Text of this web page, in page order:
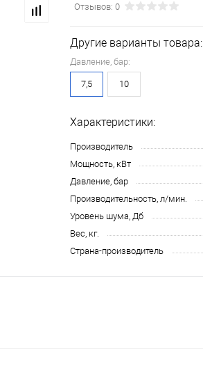
Отзывов: 0
Другие варианты товара:
Давление, бар:
7,5 10
Характеристики:
Производитель
Мощность, кВт
Давление, бар
Производительность, л/мин.
Уровень шума, Дб
Вес, кг.
Страна-производитель